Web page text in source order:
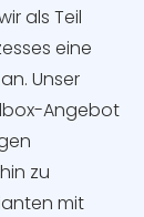
als Teil
eine
Unser
Angebot
zu
mit